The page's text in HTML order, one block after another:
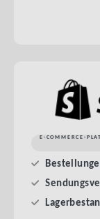
E-COMMERCE-